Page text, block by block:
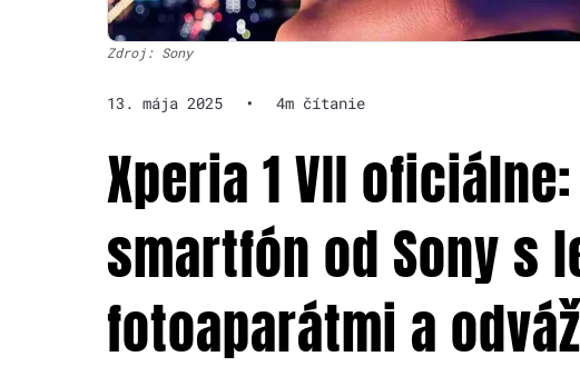
Zdroj: Sony
13. mája 2025 • 4m čítanie
Xperia 1 VII
smartfón od Sony s
fotoaparátmi a